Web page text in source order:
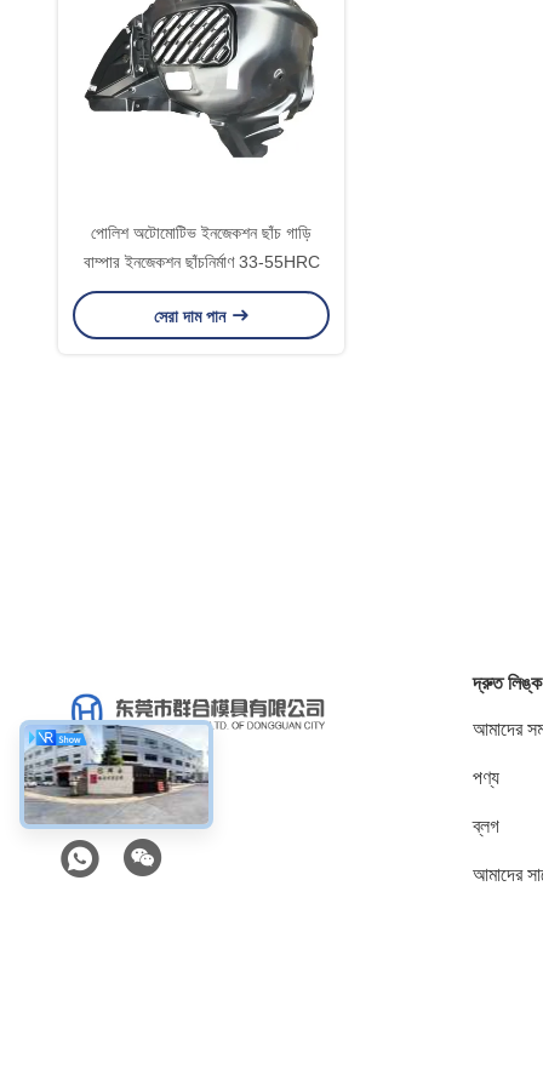
পোলিশ অটোমোটিভ ইনজেকশন ছাঁচ গাড়ি
বাম্পার ইনজেকশন ছাঁচনির্মাণ 33-55HRC
সেরা দাম পান
সোশ্যাল মিডিয়া
দ্রুত লিঙ্ক
আমাদের
পণ্য
ব্লগ
আমাদের